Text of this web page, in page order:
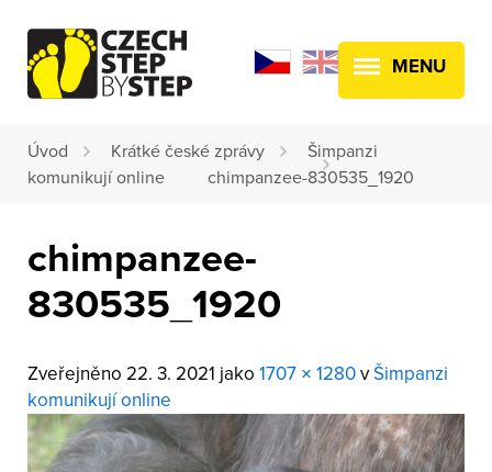
MENU
Úvod Krátké české zprávy
Šimpanzi
komunikují online
chimpanzee-830535_1920
chimpanzee-
830535_1920
Zveřejněno 22. 3. 2021 jako 1707 × 1280vŠimpanzi
komunikují online